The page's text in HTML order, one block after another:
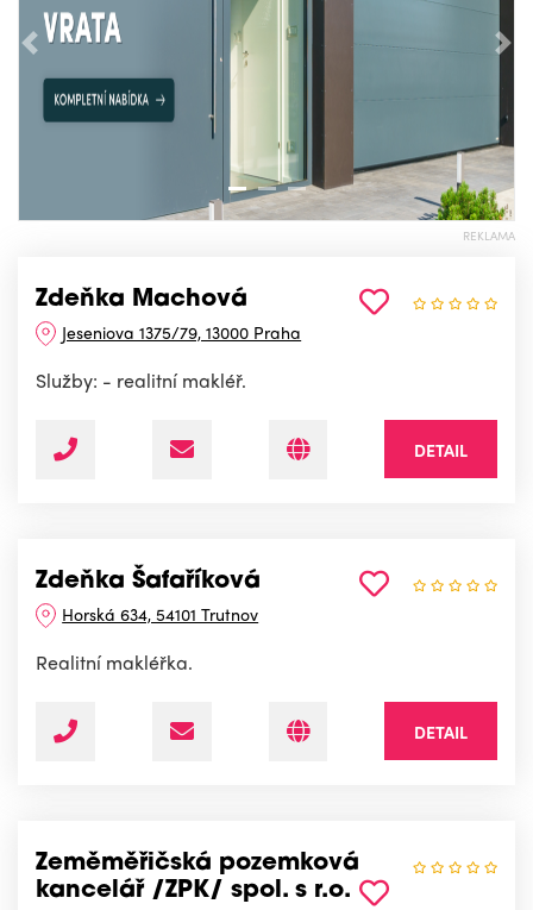
Předchozí
REKLAMA
Zdeňka Machová
Jeseniova 1375/79, 13000 Praha
Služby: - realitní makléř.
DETAIL
Zdeňka Šafaříková
Horská 634, 54101 Trutnov
Realitní makléřka.
DETAIL
Zeměměřičská pozemková
kancelář /ZPK/ spol. s r.o.